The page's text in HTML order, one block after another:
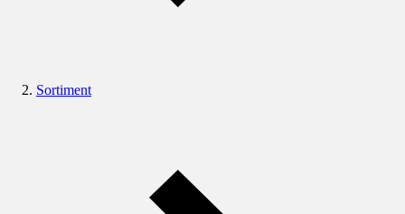
Sortiment